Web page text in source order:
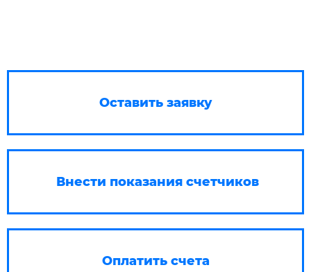
Оставить заявку
Внести показания счетчиков
Оплатить счета